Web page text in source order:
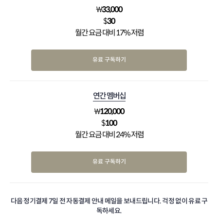
₩33,000
$30
월간 요금 대비 17% 저렴
유료 구독하기
연간 멤버십
₩120,000
$100
월간 요금 대비 24% 저렴
유료 구독하기
다음 정기결제 7일 전 자동결제 안내 메일을 보내드립니다. 걱정 없이 유료 구
독하세요.